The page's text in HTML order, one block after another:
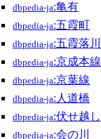
dbpedia-ja:亀有
dbpedia-ja:五霞町
dbpedia-ja:五霞落川
dbpedia-ja:京成本線
dbpedia-ja:京葉線
dbpedia-ja:人道橋
dbpedia-ja:伏せ越し
dbpedia-ja:会の川